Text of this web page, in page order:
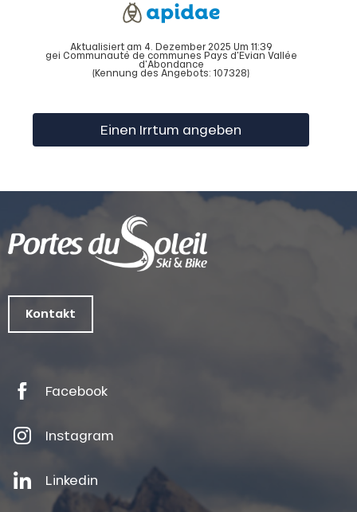
Aktualisiert am 4. Dezember 2025 Um 11:39
gei Communauté de communes Pays d'Evian Vallée
d'Abondance
(Kennung des Angebots: 107328)
Einen Irrtum angeben
Kontakt
Facebook
Instagram
Linkedin